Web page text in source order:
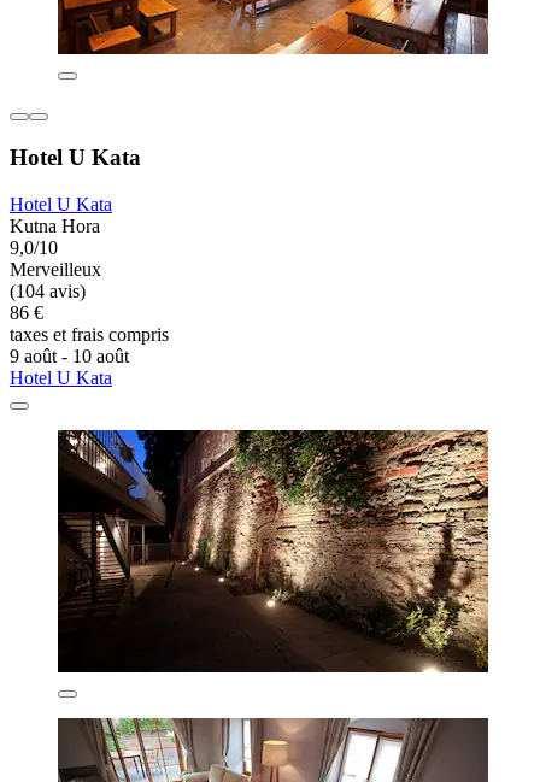
Hotel U Kata
Hotel U Kata
Kutna Hora
9,0/10
Merveilleux
(104 avis)
86 €
taxes et frais compris
9 août - 10 août
Hotel U Kata